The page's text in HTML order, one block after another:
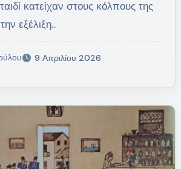
κατείχαν στους κόλπους της
εξέλιξη…
9 Απριλίου 2026